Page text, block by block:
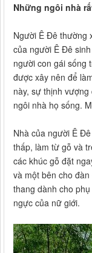
Những ngôi nhà
Người Ê Đê thường
của người Ê Đê
người con gái sống
được xây nên để
này, sự thịnh
ngôi nhà họ sống.
Nhà của người Ê
thấp, làm từ gỗ và
các khúc gỗ đặt
và một bên cho
thang dành cho
ngực của nữ giới.